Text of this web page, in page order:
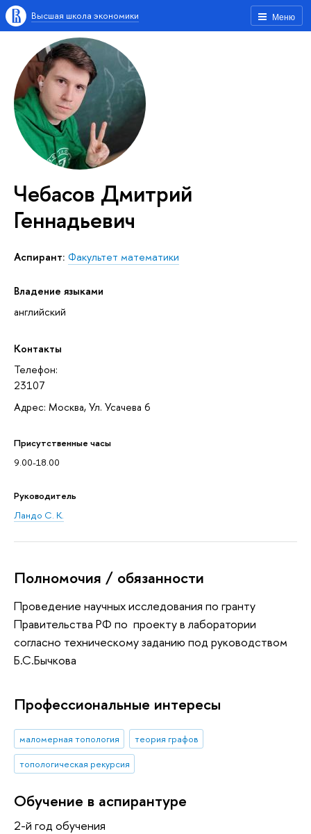
Меню
Высшая школа экономики
Чебасов Дмитрий
Геннадьевич
аспирант: Факультет математики
Владение языками
английский
Контакты
Телефон:
23107
Адрес: Москва, Ул. Усачева 6
Присутственные часы
9.00-18.00
Руководитель
Ландо С. К.
Полномочия / обязанности
Проведение научных исследования по гранту
Правительства РФ по проекту в лаборатории
согласно техническому заданию под руководством
Б.С.Бычкова
Профессиональные интересы
маломерная топология
теория графов
топологическая рекурсия
Обучение в аспирантуре
2-й год обучения